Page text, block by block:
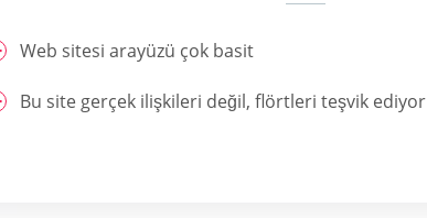
Web sitesi arayüzü çok basit
Bu site gerçek ilişkileri değil, flörtleri teşvik ediyor